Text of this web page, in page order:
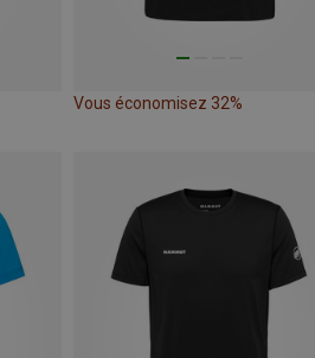
Vous économisez 32%